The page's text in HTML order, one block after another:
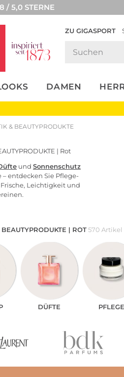
5,0 STERNE
ZU GIGASPORT
DAMEN
&
& BEAUTYPRODUKTE
| Rot
und Sonnenschutz
– entdecken Sie Pflege-
Frische, Leichtigkeit und
BEAUTYPRODUKTE | ROT570 Artikel
DÜFTE PFLEGE